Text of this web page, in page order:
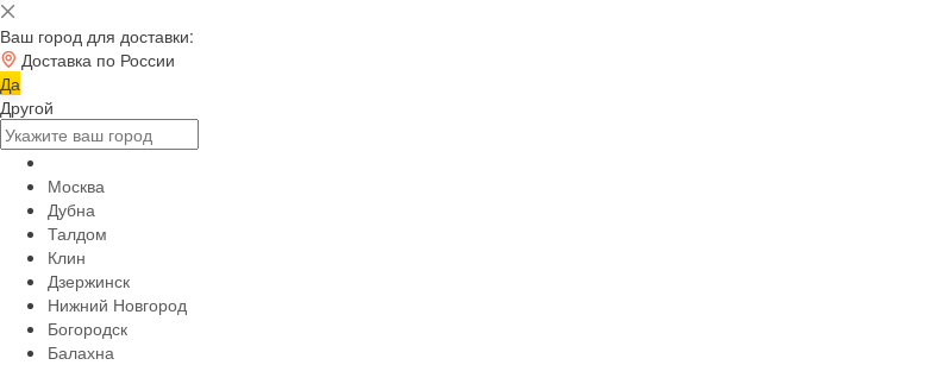
Ваш город для доставки:
Доставка по России
Да
Другой
Москва
Дубна
Талдом
Клин
Дзержинск
Нижний Новгород
Богородск
Балахна